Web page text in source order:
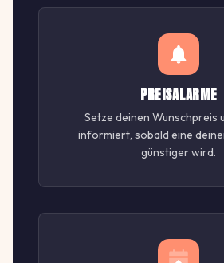
PREISALARME
Setze deinen Wunschpreis
informiert, sobald eine
günstiger wird.